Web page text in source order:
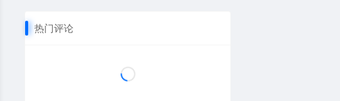
热门评论